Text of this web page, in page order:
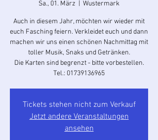
Sa., 01. März Wustermark
Auch in diesem Jahr, möchten wir wieder mit
euch Fasching feiern. Verkleidet euch und dann
machen wir uns einen schönen Nachmittag mit
toller Musik, Snaks und Getränken.
Die Karten sind begrenzt - bitte vorbestellen.
Tel.: 01739136965
Tickets stehen nicht zum Verkauf
Jetzt andere Veranstaltungen
ansehen